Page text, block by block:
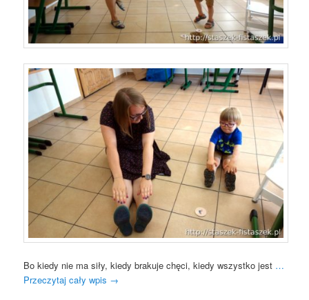
Bo kiedy nie ma siły, kiedy brakuje chęci, kiedy wszystko jest …
Przeczytaj cały wpis →